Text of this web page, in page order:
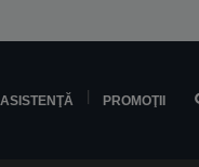
ASISTENŢĂ PROMOŢII